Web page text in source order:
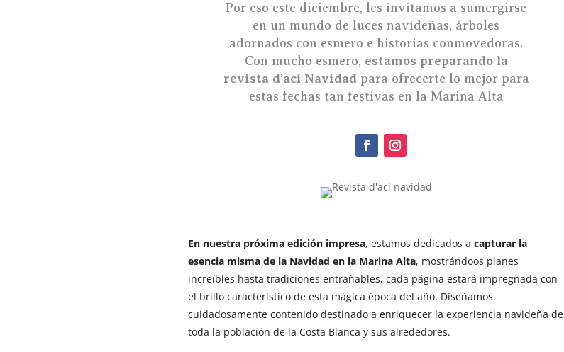
Por eso este diciembre, les invitamos a sumergirse
en un mundo de luces navideñas, árboles
adornados con esmero e historias conmovedoras.
Con mucho esmero, estamos preparando la
revista d’ací Navidad para ofrecerte lo mejor para
estas fechas tan festivas en la Marina Alta
En nuestra próxima edición impresa, estamos dedicados acapturar la
esencia misma de la Navidad en la Marina Alta, mostrándoos planes
increíbles hasta tradiciones entrañables, cada página estará impregnada con
el brillo característico de esta mágica época del año. Diseñamos
cuidadosamente contenido destinado a enriquecer la experiencia navideña de
toda la población de la Costa Blanca y sus alrededores.